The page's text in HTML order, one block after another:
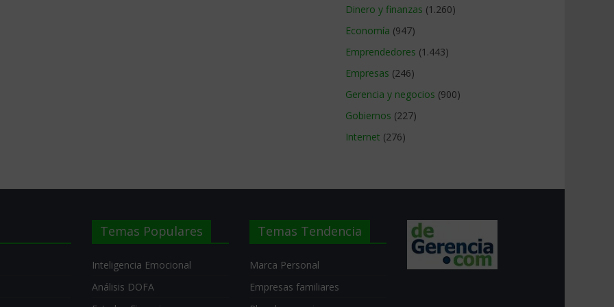
Dinero y finanzas (1.260)
Economía (947)
Emprendedores (1.443)
Empresas (246)
Gerencia y negocios (900)
Gobiernos (227)
Internet (276)
Temas Populares
Inteligencia Emocional
Análisis DOFA
Temas Tendencia
Marca Personal
Empresas familiares